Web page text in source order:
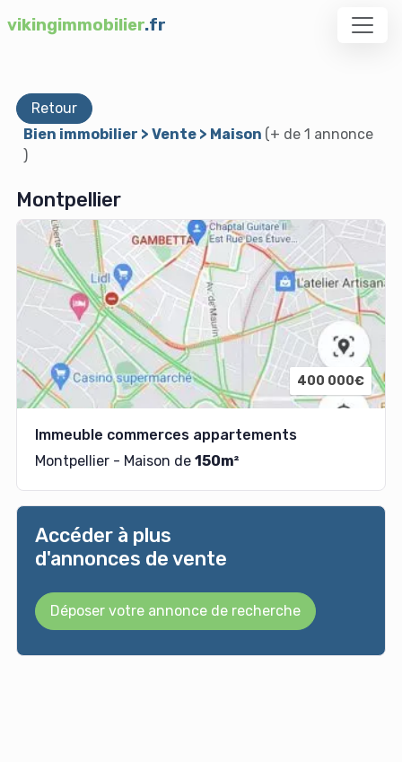
vikingimmobilier.fr
Retour
Bien immobilier > Vente > Maison (+ de 1 annonce
)
Montpellier
400 000€
Immeuble commerces appartements
Montpellier - Maison de 150m²
Accéder à plus
d'annonces de vente
Déposer votre annonce de recherche